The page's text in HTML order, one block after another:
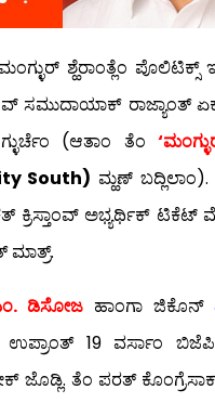
ಶ್ಹೆರಾಂತ್ಲೆಂ ಪೊಲಿಟಿಕ್ಸ್
ಸಮುದಾಯಾಕ್
(ಆತಾಂ ತೆಂ
South) ಮ್ಹಣ್
ಕ್ರಿಸ್ತಾಂವ್ ಅಭ್ಯರ್ಥಿಕ್ ಟಿಕೆಟ್
ಮಾತ್ರ್.
ಡಿಸೋಜ ಹಾಂಗಾ ಜಿಕೊನ್
ಉಪ್ರಾಂತ್ 19 ವರ್ಸಾಂ
ಜೊಡ್ಲಿ. ತೆಂ ಪರತ್